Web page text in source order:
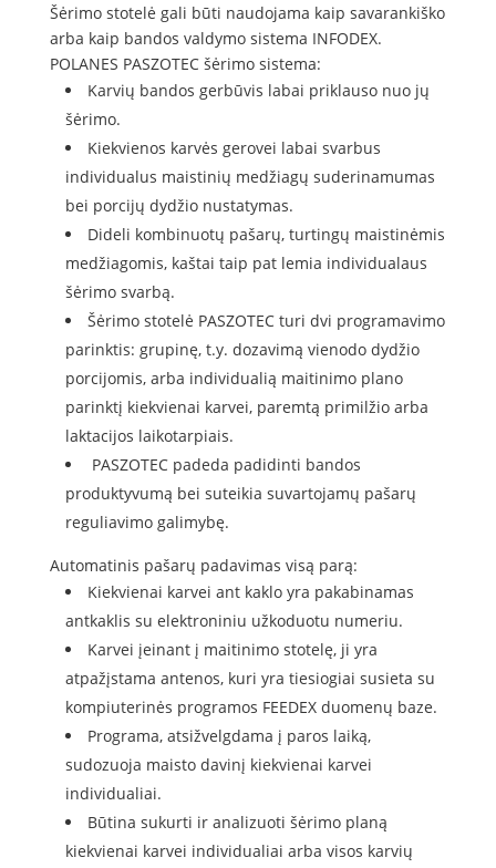
Šėrimo stotelė gali būti naudojama kaip savarankiško
arba kaip bandos valdymo sistema INFODEX.
POLANES PASZOTEC šėrimo sistema:
Karvių bandos gerbūvis labai priklauso nuo jų
šėrimo.
Kiekvienos karvės gerovei labai svarbus
individualus maistinių medžiagų suderinamumas
bei porcijų dydžio nustatymas.
Dideli kombinuotų pašarų, turtingų maistinėmis
medžiagomis, kaštai taip pat lemia individualaus
šėrimo svarbą.
Šėrimo stotelė PASZOTEC turi dvi programavimo
parinktis: grupinę, t.y. dozavimą vienodo dydžio
porcijomis, arba individualią maitinimo plano
parinktį kiekvienai karvei, paremtą primilžio arba
laktacijos laikotarpiais.
PASZOTEC padeda padidinti bandos
produktyvumą bei suteikia suvartojamų pašarų
reguliavimo galimybę.
Automatinis pašarų padavimas visą parą:
Kiekvienai karvei ant kaklo yra pakabinamas
antkaklis su elektroniniu užkoduotu numeriu.
Karvei įeinant į maitinimo stotelę, ji yra
atpažįstama antenos, kuri yra tiesiogiai susieta su
kompiuterinės programos FEEDEX duomenų baze.
Programa, atsižvelgdama į paros laiką,
sudozuoja maisto davinį kiekvienai karvei
individualiai.
Būtina sukurti ir analizuoti šėrimo planą
kiekvienai karvei individualiai arba visos karvių